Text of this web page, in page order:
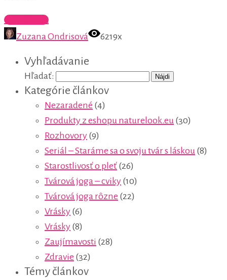
Celý článok
Zuzana Ondrisová
6219x
Vyhľadávanie
Hľadať:
Kategórie článkov
Nezaradené (4)
Produkty z eshopu naturelook.eu (30)
Rozhovory (9)
Seriál – Staráme sa o svoju tvár s láskou (8)
Starostlivosť o pleť (26)
Tvárová joga – cviky (10)
Tvárová joga rôzne (22)
Vrásky (6)
Vrásky (8)
Zaujímavosti (28)
Zdravie (32)
Témy článkov